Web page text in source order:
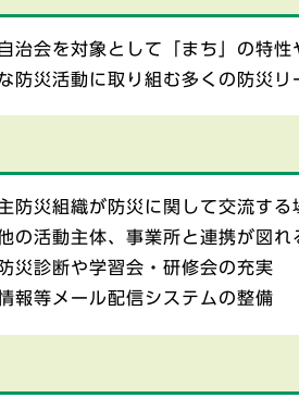
治会を対象として「まち」の特
防災活動に取り組む多くの防災リ
防災組織が防災に関して交流する
の活動主体、事業所と連携が図れ
災診断や学習会・研修会の充実
報等メール配信システムの整備